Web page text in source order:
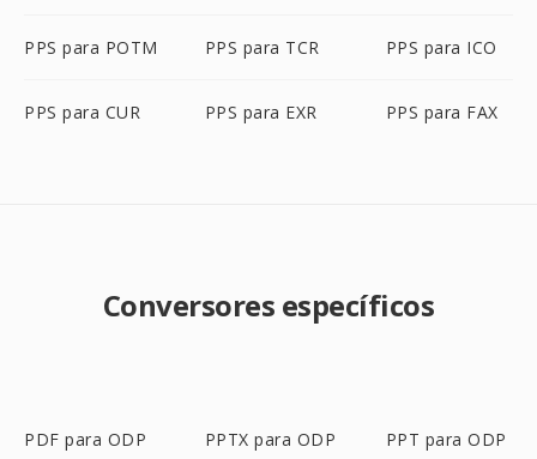
PPS para POTM PPS para TCR PPS para ICO
PPS para CUR PPS para EXR PPS para FAX
Conversores específicos
PDF para ODP PPTX para ODP PPT para ODP